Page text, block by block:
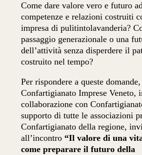
Come dare valore vero e futuro
competenze e relazioni costruiti
impresa di pulitintolavanderia?
passaggio generazionale o una
dell’attività senza disperdere il
costruito nel tempo?
Per rispondere a queste domande,
Confartigianato Imprese Veneto,
collaborazione con
supporto di tutte le associazioni
Confartigianato della regione,
all’incontro “Il valore di una
come preparare il futuro della